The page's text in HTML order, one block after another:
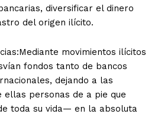
diversificar el dinero
del origen ilícito.
movimientos ilícitos
fondos tanto de bancos
dejando a las
personas de a pie que
toda su vida— en la absoluta